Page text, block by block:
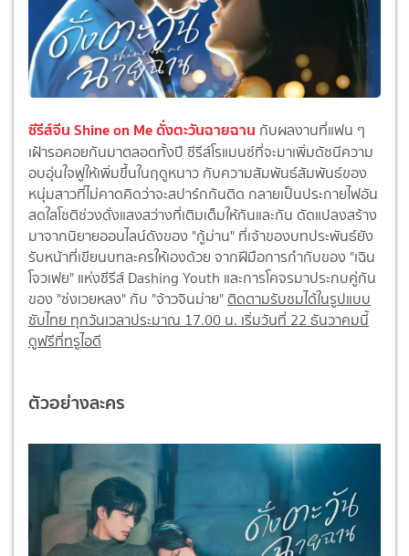
ซีรีส์จีน Shine on Me ดั่งตะวันฉายฉาน กับผลงานที่แฟน ๆ
เฝ้ารอคอยกันมาตลอดทั้งปี ซีรีส์โรแมนซ์ที่จะมาเพิ่มดัชนีความ
อบอุ่นใจฟูให้เพิ่มขึ้นในฤดูหนาว กับความสัมพันธ์สัมพันธ์ของ
หนุ่มสาวที่ไม่คาดคิดว่าจะสปาร์กกันติด กลายเป็นประกายไฟอัน
สดใสโชติช่วงดั่งแสงสว่างที่เติมเต็มให้กันและกัน ดัดแปลงสร้าง
มาจากนิยายออนไลน์ดังของ "กู้ม่าน" ที่เจ้าของบทประพันธ์ยัง
รับหน้าที่เขียนบทละครให้เองด้วย จากฝีมือการกำกับของ "เฉิน
โจวเฟย" แห่งซีรีส์ Dashing Youth และการโคจรมาประกบคู่กัน
ของ "ซ่งเวยหลง" กับ "จ้าวจินม่าย"ติดตามรับชมได้ในรูปแบบ
ซับไทย ทุกวันเวลาประมาณ 17.00 น. เริ่มวันที่ 22 ธันวาคมนี้
ดูฟรีที่ทรูไอดี
ตัวอย่างละคร